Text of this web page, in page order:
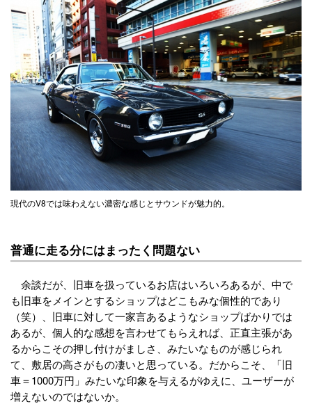
現代のV8では味わえない濃密な感じとサウンドが魅力的。
普通に走る分にはまったく問題ない
余談だが、旧車を扱っているお店はいろいろあるが、中で
も旧車をメインとするショップはどこもみな個性的であり
（笑）、旧車に対して一家言あるようなショップばかりでは
あるが、個人的な感想を言わせてもらえれば、正直主張があ
るからこその押し付けがましさ、みたいなものが感じられ
て、敷居の高さがもの凄いと思っている。だからこそ、「旧
車＝1000万円」みたいな印象を与えるがゆえに、ユーザーが
増えないのではないか。